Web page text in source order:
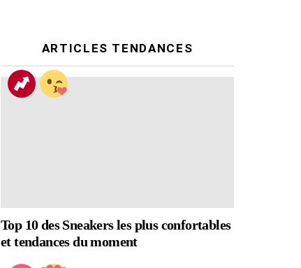
ARTICLES TENDANCES
Top 10 des Sneakers les plus confortables
et tendances du moment